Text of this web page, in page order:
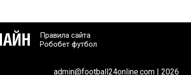
Правила сайта
Робобет футбол
admin@football24online.com | 2026